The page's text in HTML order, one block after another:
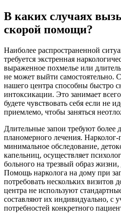
В каких случаях
скорой помощи?
Наиболее распространенной
требуется экстренная
выраженное похмелье или
не может выйти самостоятельно.
нашего центра способны быстро
интоксикации. Это занимает
будете чувствовать себя если не
приемлемо, чтобы заняться
Длительные запои требуют более
планомерного лечения.
минимальное обследование,
капельниц, осуществляет
больного на трезвый образ жизни,
Помощь нарколога на дому при
потребовать нескольких визитов
центра не используют
составляют их индивидуально, с
потребностей конкретного